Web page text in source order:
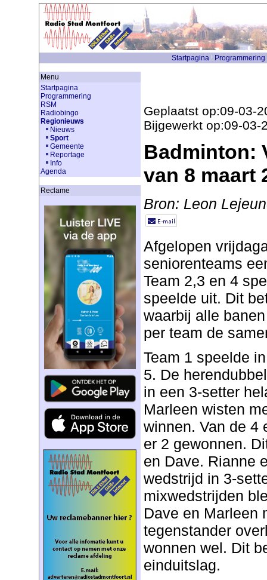
Startpagina Programmering
Menu
Startpagina
Programmering
RSM
Radiobingo
Regionieuws
Nieuws
Sport
Gemeente
Reportage
Info
Agenda
Reclame
Geplaatst op:09-03-
Bijgewerkt op:09-03-
Badminton:
van 8 maart
Bron: Leon
Afgelopen
seniorenteams
Team 2,3 en 4
speelde uit. Dit
waarbij alle
per team de
Team 1 speelde
5. De
in een 3-setter
Marleen wisten
winnen. Van de 4
er 2 gewonnen.
en Dave. Rianne
wedstrijd in 3-
mixwedstrijden
Dave en Marleen
tegenstander
wonnen wel. Dit
einduitslag.